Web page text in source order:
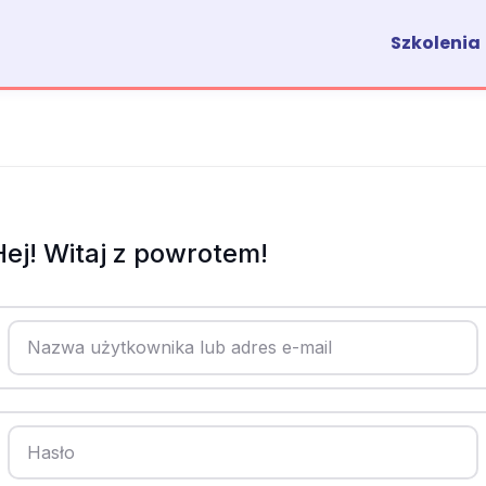
Szkolenia
Witaj z powrotem!